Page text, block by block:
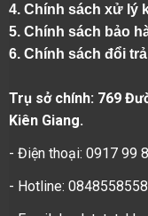
4. Chính sách xử lý
5. Chính sách bảo
6. Chính sách đổi
Trụ sở chính: 769
Kiên Giang.
- Điện thoại: 0917 99
- Hotline: 0848558558